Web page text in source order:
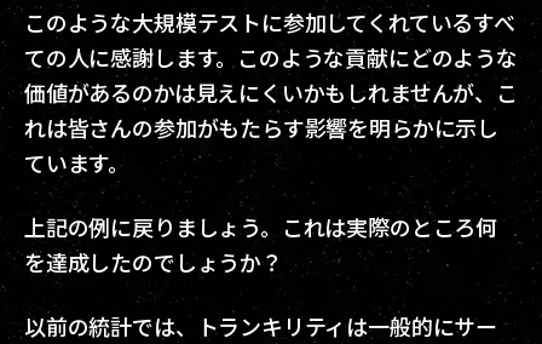
このような大規模テストに参加してくれているすべ
ての人に感謝します。このような貢献にどのような
価値があるのかは見えにくいかもしれませんが、こ
れは皆さんの参加がもたらす影響を明らかに示し
ています。
上記の例に戻りましょう。これは実際のところ何
を達成したのでしょうか？
以前の統計では、トランキリティは一般的にサー